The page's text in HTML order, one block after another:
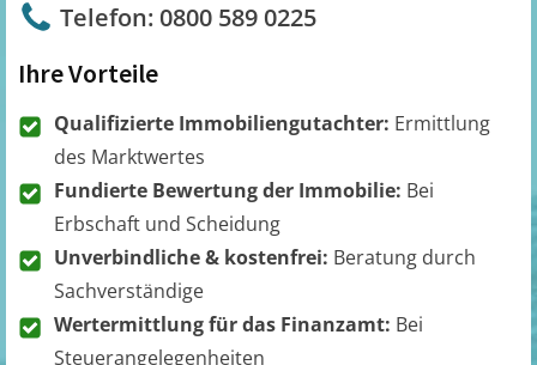
Telefon: 0800 589 0225
Ihre Vorteile
Qualifizierte Immobiliengutachter: Ermittlung
des Marktwertes
Fundierte Bewertung der Immobilie: Bei
Erbschaft und Scheidung
Unverbindliche & kostenfrei: Beratung durch
Sachverständige
Wertermittlung für das Finanzamt: Bei
Steuerangelegenheiten